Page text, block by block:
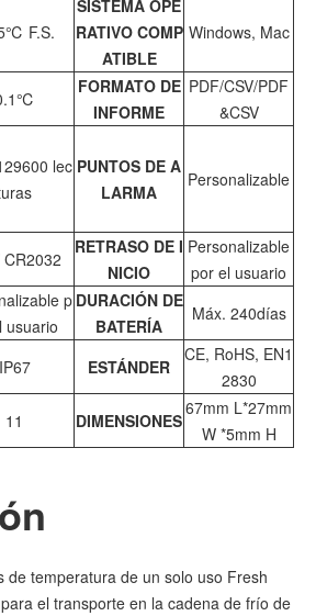
F.S.
SISTEMA OPE
RATIVO COMP
ATIBLE
Windows, Mac
FORMATO DE
INFORME
PDF/CSV/PDF
&CSV
lec PUNTOS DE A
LARMA
Personalizable
RETRASO DE I
NICIO
Personalizable
por el usuario
p
usuario
DURACIÓN DE
BATERÍA
Máx. 240días
IP67 ESTÁNDER
CE, RoHS, EN1
2830
11 DIMENSIONES
67mm L*27mm
W *5mm H
de temperatura de un solo uso Fresh
el transporte en la cadena de frío de